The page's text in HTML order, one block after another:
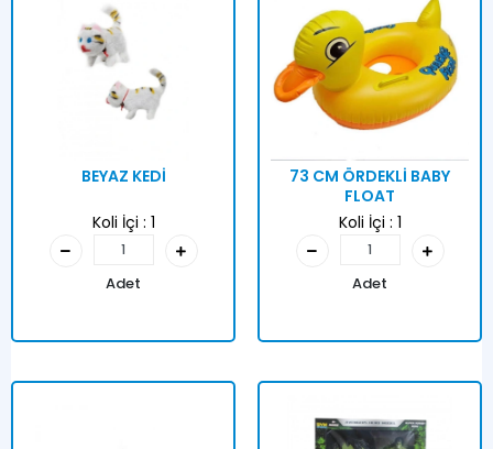
BEYAZ KEDİ
Koli İçi : 1
Adet
73 CM ÖRDEKLİ BABY
FLOAT
Koli İçi : 1
Adet